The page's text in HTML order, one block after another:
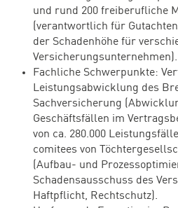
und rund 200 freiberufliche
(verantwortlich für
der Schadenhöhe für
Versicherungsunternehmen).
Fachliche Schwerpunkte:
Leistungsabwicklung des
Sachversicherung
Geschäftsfällen im
von ca. 280.000
comitees von
(Aufbau- und
Schadensausschuss des
Haftpflicht, Rechtschutz).